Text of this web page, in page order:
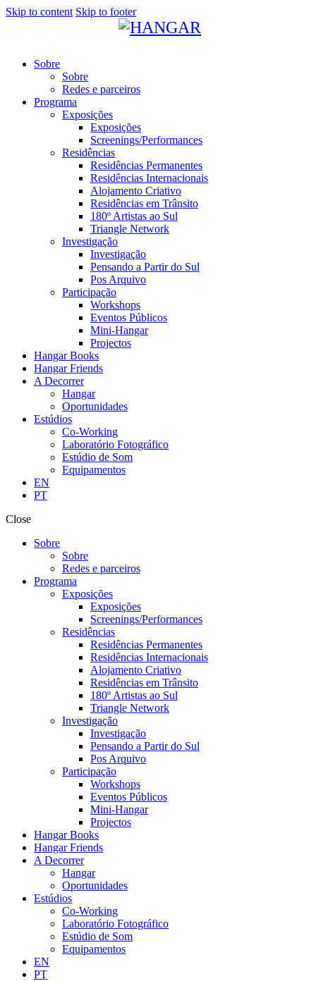
Skip to content Skip to footer
Sobre
Sobre
Redes e parceiros
Programa
Exposições
Exposições
Screenings/Performances
Residências
Residências Permanentes
Residências Internacionais
Alojamento Criativo
Residências em Trânsito
180º Artistas ao Sul
Triangle Network
Investigação
Investigação
Pensando a Partir do Sul
Pos Arquivo
Participação
Workshops
Eventos Públicos
Mini-Hangar
Projectos
Hangar Books
Hangar Friends
A Decorrer
Hangar
Oportunidades
Estúdios
Co-Working
Laboratório Fotográfico
Estúdio de Som
Equipamentos
EN
PT
Close
Sobre
Sobre
Redes e parceiros
Programa
Exposições
Exposições
Screenings/Performances
Residências
Residências Permanentes
Residências Internacionais
Alojamento Criativo
Residências em Trânsito
180º Artistas ao Sul
Triangle Network
Investigação
Investigação
Pensando a Partir do Sul
Pos Arquivo
Participação
Workshops
Eventos Públicos
Mini-Hangar
Projectos
Hangar Books
Hangar Friends
A Decorrer
Hangar
Oportunidades
Estúdios
Co-Working
Laboratório Fotográfico
Estúdio de Som
Equipamentos
EN
PT